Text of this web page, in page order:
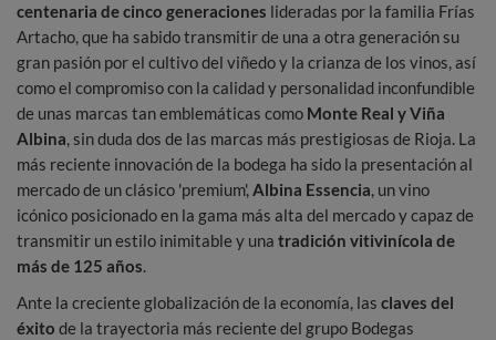
centenaria de cinco generaciones lideradas por la familia Frías
Artacho, que ha sabido transmitir de una a otra generación su
gran pasión por el cultivo del viñedo y la crianza de los vinos, así
como el compromiso con la calidad y personalidad inconfundible
de unas marcas tan emblemáticas como Monte Real y Viña
Albina, sin duda dos de las marcas más prestigiosas de Rioja. La
más reciente innovación de la bodega ha sido la presentación al
mercado de un clásico 'premium',Albina Essencia, un vino
icónico posicionado en la gama más alta del mercado y capaz de
transmitir un estilo inimitable y una tradición vitivinícola de
más de 125 años.
Ante la creciente globalización de la economía, las claves del
éxito de la trayectoria más reciente del grupo Bodegas